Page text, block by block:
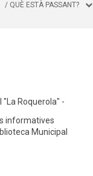
/ QUÈ ESTÀ PASSANT?
Roquerola" -
informatives
Municipal